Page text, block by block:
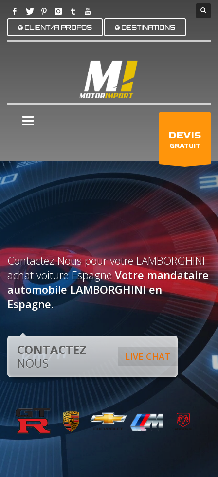
CLIENT/A PROPOS DESTINATIONS
DEVIS
GRATUIT
Contactez-Nous pour votre LAMBORGHINI
achat voiture Espagne Votre mandataire
automobile LAMBORGHINI en
Espagne.
LIVE CHAT
CONTACTEZ
NOUS